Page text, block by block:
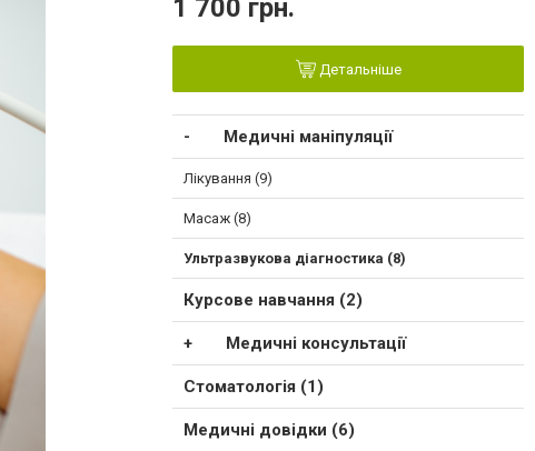
1 700 грн.
Детальніше
Медичні маніпуляції
Лікування (9)
Масаж (8)
Ультразвукова діагностика (8)
Курсове навчання (2)
Медичні консультації
Стоматологія (1)
Медичні довідки (6)